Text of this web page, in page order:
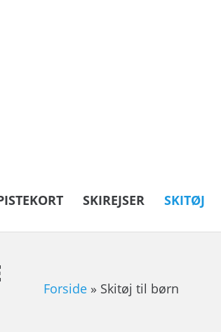
SKIREJSER SKITØJ
Forside » Skitøj til børn